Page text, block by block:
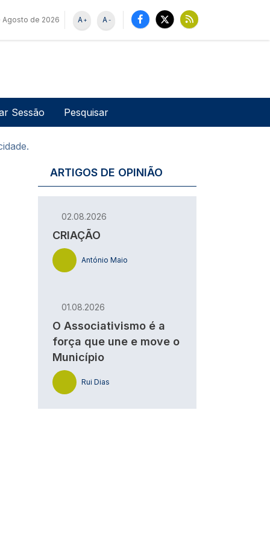
Agosto de 2026 -
A
+
A
de utilizador
Sessão
ARTIGOS DE OPINIÃO
02.08.2026
CRIAÇÃO
António Maio
01.08.2026
O Associativismo é a
força que une e move o
Município
Rui Dias